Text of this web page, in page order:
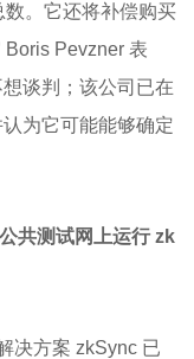
。它还将补偿购买
Pevzner 表
谈判；该公司已在
为它可能能够确定
共测试网上运行 zk
决方案 zkSync 已